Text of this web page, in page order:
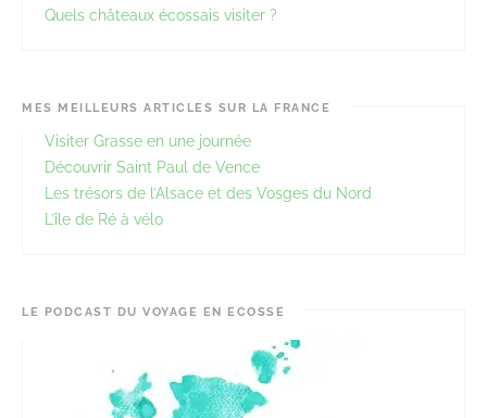
Quels châteaux écossais visiter ?
MES MEILLEURS ARTICLES SUR LA FRANCE
Visiter Grasse en une journée
Découvrir Saint Paul de Vence
Les trésors de l’Alsace et des Vosges du Nord
L’île de Ré à vélo
LE PODCAST DU VOYAGE EN ECOSSE